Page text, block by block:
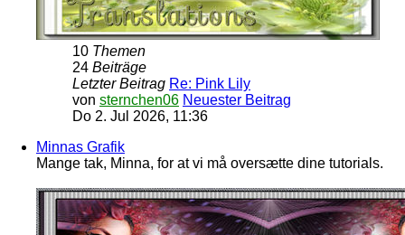
10 Themen
24 Beiträge
Letzter Beitrag Re: Pink Lily
von sternchen06 Neuester Beitrag
Do 2. Jul 2026, 11:36
Minnas Grafik
Mange tak, Minna, for at vi må oversætte dine tutorials.